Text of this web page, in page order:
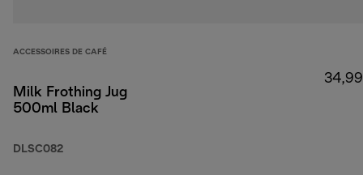
ACCESSOIRES DE CAFÉ
Milk Frothing Jug
500ml Black
DLSC082